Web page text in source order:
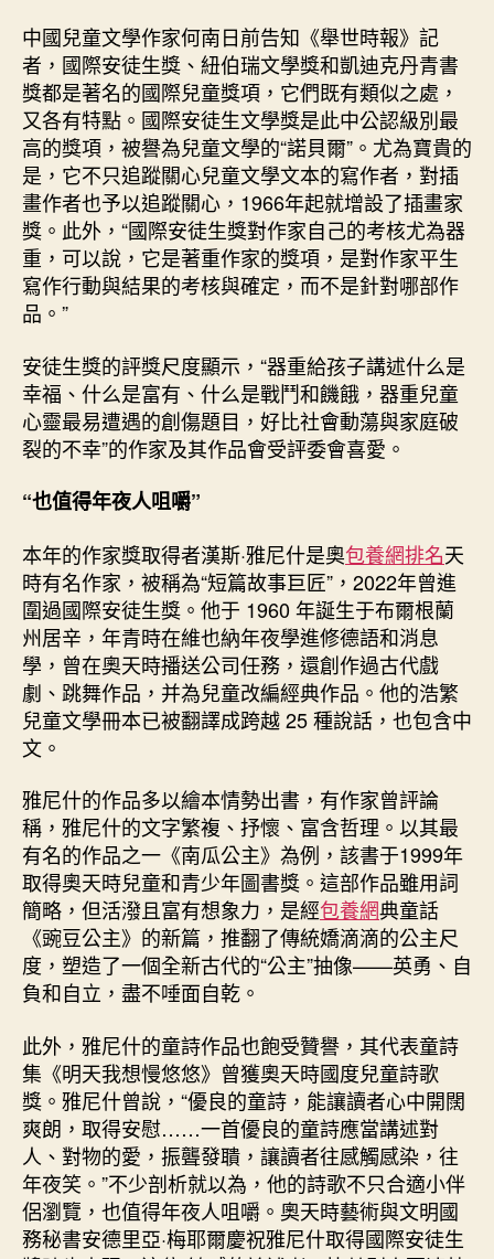
中國兒童文學作家何南日前告知《舉世時報》記
者，國際安徒生獎、紐伯瑞文學獎和凱迪克丹青書
獎都是著名的國際兒童獎項，它們既有類似之處，
又各有特點。國際安徒生文學獎是此中公認級別最
高的獎項，被譽為兒童文學的“諾貝爾”。尤為寶貴的
是，它不只追蹤關心兒童文學文本的寫作者，對插
畫作者也予以追蹤關心，1966年起就增設了插畫家
獎。此外，“國際安徒生獎對作家自己的考核尤為器
重，可以說，它是著重作家的獎項，是對作家平生
寫作行動與結果的考核與確定，而不是針對哪部作
品。”
安徒生獎的評獎尺度顯示，“器重給孩子講述什么是
幸福、什么是富有、什么是戰鬥和饑餓，器重兒童
心靈最易遭遇的創傷題目，好比社會動蕩與家庭破
裂的不幸”的作家及其作品會受評委會喜愛。
“也值得年夜人咀嚼”
本年的作家獎取得者漢斯·雅尼什是奧包養網排名天
時有名作家，被稱為“短篇故事巨匠”，2022年曾進
圍過國際安徒生獎。他于 1960 年誕生于布爾根蘭
州居辛，年青時在維也納年夜學進修德語和消息
學，曾在奧天時播送公司任務，還創作過古代戲
劇、跳舞作品，并為兒童改編經典作品。他的浩繁
兒童文學冊本已被翻譯成跨越 25 種說話，也包含中
文。
雅尼什的作品多以繪本情勢出書，有作家曾評論
稱，雅尼什的文字繁複、抒懷、富含哲理。以其最
有名的作品之一《南瓜公主》為例，該書于1999年
取得奧天時兒童和青少年圖書獎。這部作品雖用詞
簡略，但活潑且富有想象力，是經包養網典童話
《豌豆公主》的新篇，推翻了傳統嬌滴滴的公主尺
度，塑造了一個全新古代的“公主”抽像——英勇、自
負和自立，盡不唾面自乾。
此外，雅尼什的童詩作品也飽受贊譽，其代表童詩
集《明天我想慢悠悠》曾獲奧天時國度兒童詩歌
獎。雅尼什曾說，“優良的童詩，能讓讀者心中開闊
爽朗，取得安慰……一首優良的童詩應當講述對
人、對物的愛，振聾發聵，讓讀者往感觸感染，往
年夜笑。”不少剖析就以為，他的詩歌不只合適小伴
侶瀏覽，也值得年夜人咀嚼。奧天時藝術與文明國
務秘書安德里亞·梅耶爾慶祝雅尼什取得國際安徒生